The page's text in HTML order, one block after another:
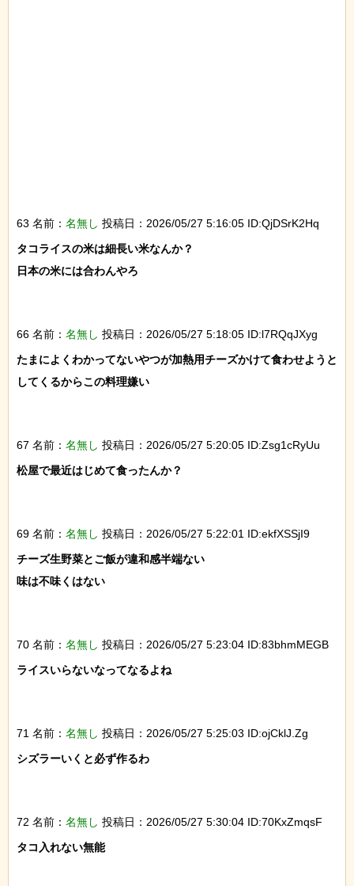
63 名前： 名無し 投稿日：2026/05/27 5:16:05 ID:QjDSrK2Hq
タコライスの米は細長い米なんか？
日本の米には合わんやろ
66 名前： 名無し 投稿日：2026/05/27 5:18:05 ID:l7RQqJXyg
たまによくわかってないやつが加熱用チーズかけて食わせようと
してくるからこの料理嫌い
67 名前： 名無し 投稿日：2026/05/27 5:20:05 ID:Zsg1cRyUu
松屋で最近はじめて食ったんか？
69 名前： 名無し 投稿日：2026/05/27 5:22:01 ID:ekfXSSjI9
チーズ生野菜とご飯が違和感半端ない
味は不味くはない
70 名前： 名無し 投稿日：2026/05/27 5:23:04 ID:83bhmMEGB
ライスいらないなってなるよね
71 名前： 名無し 投稿日：2026/05/27 5:25:03 ID:ojCklJ.Zg
シズラーいくと必ず作るわ
72 名前： 名無し 投稿日：2026/05/27 5:30:04 ID:70KxZmqsF
タコ入れない無能